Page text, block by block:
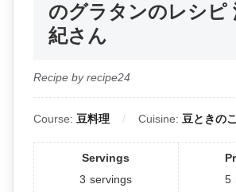
のグラタンのレシピ
紀さん
Recipe by recipe24
Course: 豆料理 Cuisine: 豆ときの
Servings
3 servings
5